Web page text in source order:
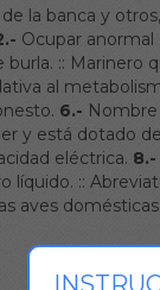
la banca y
Ocupar
burla. :: Marinero
al
6.- Nombre
y está dotado
eléctrica. 8.-
líquido. ::
aves domésticas.